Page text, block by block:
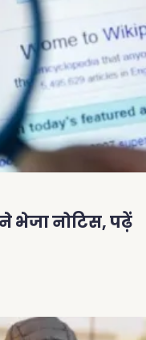
भेजा नोटिस, पढ़ें